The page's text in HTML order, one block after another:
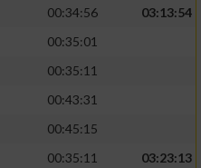
00:34:56
03:13:54
00:35:01
00:35:11
00:43:31
00:45:15
00:35:11
03:23:13